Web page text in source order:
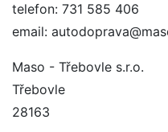
telefon: 731 585 406
email:
Maso - Třebovle s.r.o.
Třebovle
28163